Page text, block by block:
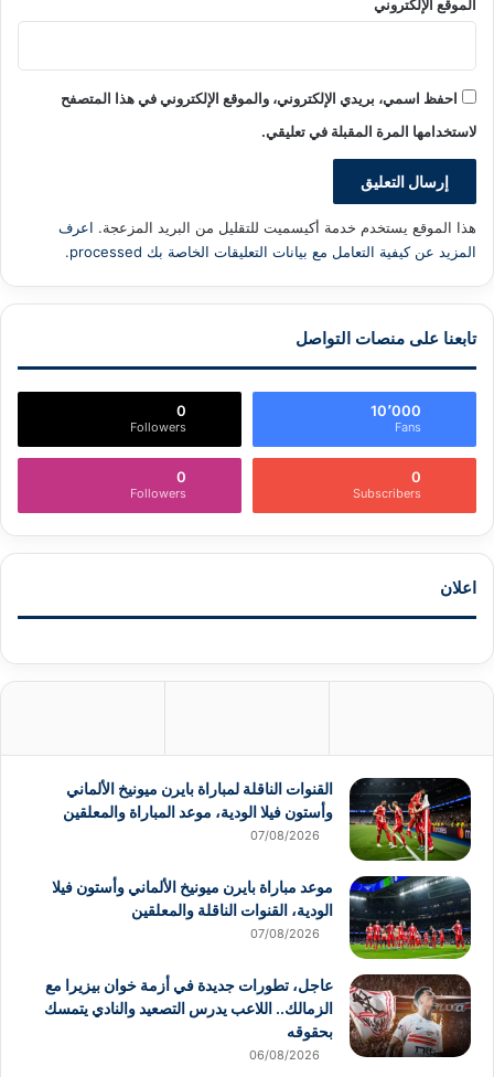
الموقع الإلكتروني
احفظ اسمي، بريدي الإلكتروني، والموقع الإلكتروني في هذا المتصفح
لاستخدامها المرة المقبلة في تعليقي.
هذا الموقع يستخدم خدمة أكيسميت للتقليل من البريد المزعجة. اعرف
المزيد عن كيفية التعامل مع بيانات التعليقات الخاصة بك processed
.
تابعنا على منصات التواصل
10٬000
Fans
0
Followers
0
Subscribers
0
Followers
اعلان
القنوات الناقلة لمباراة بايرن ميونيخ الألماني
وأستون فيلا الودية، موعد المباراة والمعلقين
07/08/2026
موعد مباراة بايرن ميونيخ الألماني وأستون فيلا
الودية، القنوات الناقلة والمعلقين
07/08/2026
عاجل، تطورات جديدة في أزمة خوان بيزيرا مع
الزمالك.. اللاعب يدرس التصعيد والنادي يتمسك
بحقوقه
06/08/2026